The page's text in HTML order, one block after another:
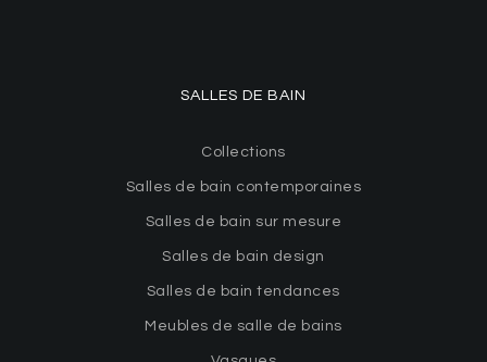
SALLES DE BAIN
Collections
Salles de bain contemporaines
Salles de bain sur mesure
Salles de bain design
Salles de bain tendances
Meubles de salle de bains